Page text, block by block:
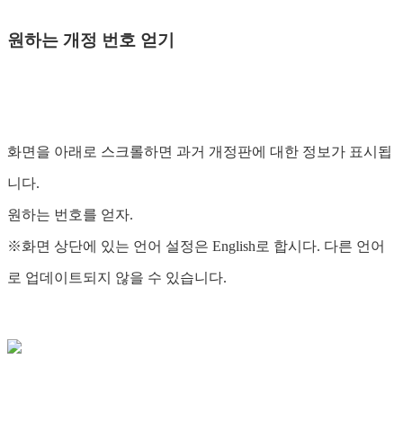
원하는 개정 번호 얻기
화면을 아래로 스크롤하면 과거 개정판에 대한 정보가 표시됩
니다.
원하는 번호를 얻자.
※화면 상단에 있는 언어 설정은 English로 합시다. 다른 언어
로 업데이트되지 않을 수 있습니다.